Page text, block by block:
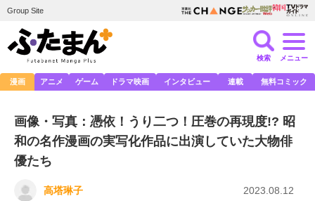
Group Site
検索 メニュー
漫画 アニメ ゲーム ドラマ映画 インタビュー 連載 無料コミック
画像・写真：憑依！うり二つ！圧巻の再現度!? 昭
和の名作漫画の実写化作品に出演していた大物俳
優たち
高塔琳子 2023.08.12